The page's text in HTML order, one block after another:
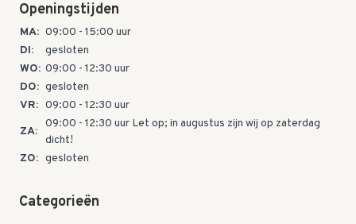
Openingstijden
MA: 09:00 - 15:00 uur
DI:
gesloten
WO: 09:00 - 12:30 uur
DO: gesloten
VR: 09:00 - 12:30 uur
ZA:
09:00 - 12:30 uur Let op; in augustus zijn wij op zaterdag
dicht!
ZO: gesloten
Categorieën